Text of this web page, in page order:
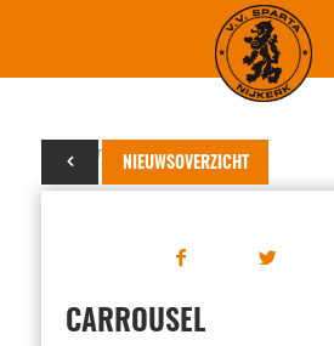
NIEUWSOVERZICHT
02 maart 2020
CARROUSEL